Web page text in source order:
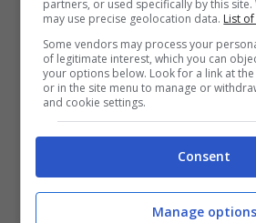
Roland Garros, Musetti sfida Alcaraz:
Ma se i numeri sono
spesso sono fatti per essere
partners, or used specifically by this
may use precise geolocation data. List
Some vendors may process your
of legitimate interest, which you can
your options below. Look for a link at
or in the site menu to manage or
and cookie settings.
Consent
Manage options